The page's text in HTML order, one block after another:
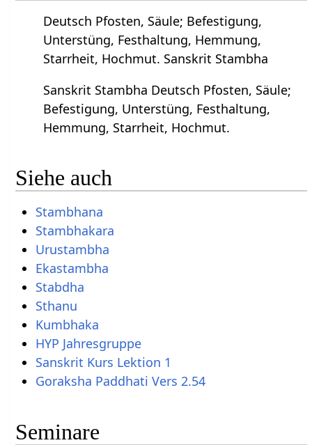
Deutsch Pfosten, Säule; Befestigung,
Unterstüng, Festhaltung, Hemmung,
Starrheit, Hochmut. Sanskrit Stambha
Sanskrit Stambha Deutsch Pfosten, Säule;
Befestigung, Unterstüng, Festhaltung,
Hemmung, Starrheit, Hochmut.
Siehe auch
Stambhana
Stambhakara
Urustambha
Ekastambha
Stabdha
Sthanu
Kumbhaka
HYP Jahresgruppe
Sanskrit Kurs Lektion 1
Goraksha Paddhati Vers 2.54
Seminare